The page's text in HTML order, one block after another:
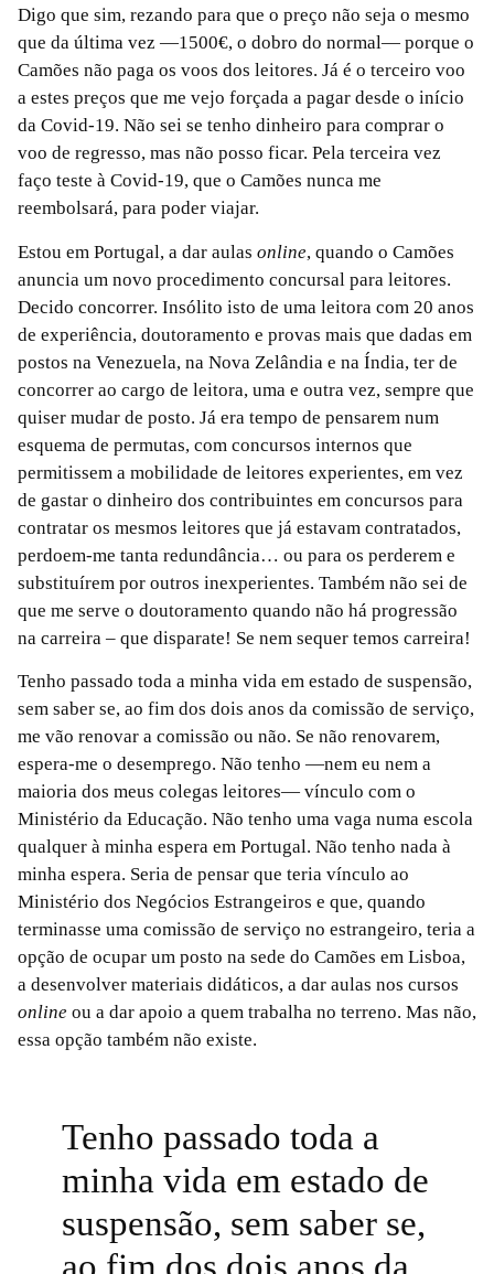
Digo que sim, rezando para que o preço não seja o mesmo
que da última vez —1500€, o dobro do normal— porque o
Camões não paga os voos dos leitores. Já é o terceiro voo
a estes preços que me vejo forçada a pagar desde o início
da Covid-19. Não sei se tenho dinheiro para comprar o
voo de regresso, mas não posso ficar. Pela terceira vez
faço teste à Covid-19, que o Camões nunca me
reembolsará, para poder viajar.
Estou em Portugal, a dar aulas online, quando o Camões
anuncia um novo procedimento concursal para leitores.
Decido concorrer. Insólito isto de uma leitora com 20 anos
de experiência, doutoramento e provas mais que dadas em
postos na Venezuela, na Nova Zelândia e na Índia, ter de
concorrer ao cargo de leitora, uma e outra vez, sempre que
quiser mudar de posto. Já era tempo de pensarem num
esquema de permutas, com concursos internos que
permitissem a mobilidade de leitores experientes, em vez
de gastar o dinheiro dos contribuintes em concursos para
contratar os mesmos leitores que já estavam contratados,
perdoem-me tanta redundância… ou para os perderem e
substituírem por outros inexperientes. Também não sei de
que me serve o doutoramento quando não há progressão
na carreira – que disparate! Se nem sequer temos carreira!
Tenho passado toda a minha vida em estado de suspensão,
sem saber se, ao fim dos dois anos da comissão de serviço,
me vão renovar a comissão ou não. Se não renovarem,
espera-me o desemprego. Não tenho —nem eu nem a
maioria dos meus colegas leitores— vínculo com o
Ministério da Educação. Não tenho uma vaga numa escola
qualquer à minha espera em Portugal. Não tenho nada à
minha espera. Seria de pensar que teria vínculo ao
Ministério dos Negócios Estrangeiros e que, quando
terminasse uma comissão de serviço no estrangeiro, teria a
opção de ocupar um posto na sede do Camões em Lisboa,
a desenvolver materiais didáticos, a dar aulas nos cursos
online ou a dar apoio a quem trabalha no terreno. Mas não,
essa opção também não existe.
Tenho passado toda a
minha vida em estado de
suspensão, sem saber se,
ao fim dos dois anos da